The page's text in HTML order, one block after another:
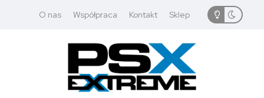
O nas Współpraca Kontakt Sklep